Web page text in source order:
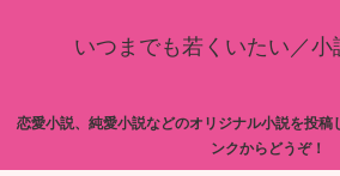
いつまでも若くいたい／小
恋愛小説、純愛小説などのオリジナル小説を投稿
ンクからどうぞ！